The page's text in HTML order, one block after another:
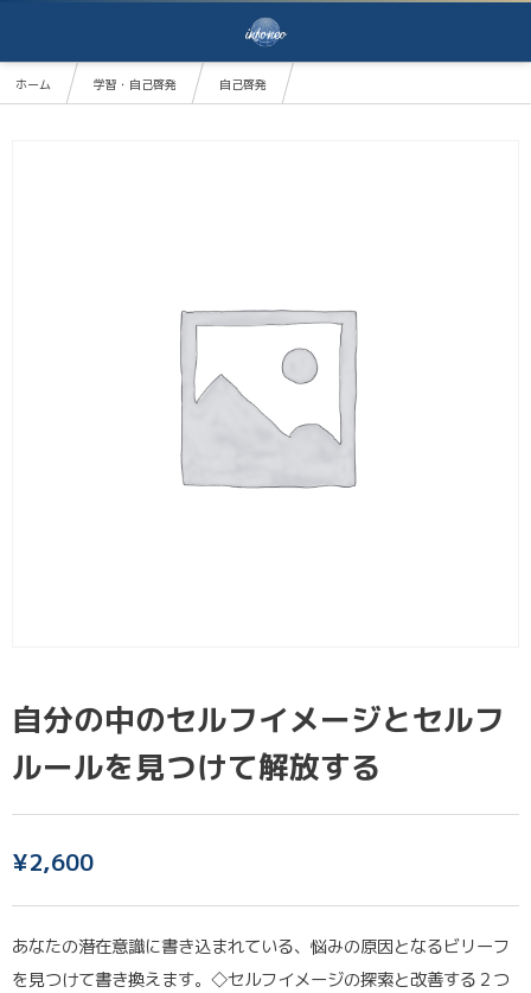
ホーム 学習・自己啓発
自己啓発
自分の中のセルフイメージとセルフ
ルールを見つけて解放する
¥2,600
あなたの潜在意識に書き込まれている、悩みの原因となるビリーフ
を見つけて書き換えます。◇セルフイメージの探索と改善する２つ